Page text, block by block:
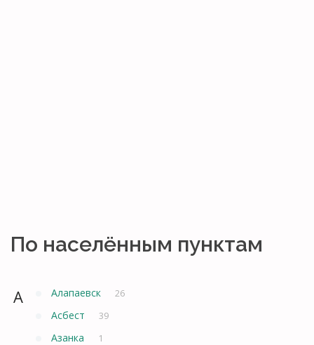
По населённым пунктам
А Алапаевск 26
Асбест 39
Азанка 1